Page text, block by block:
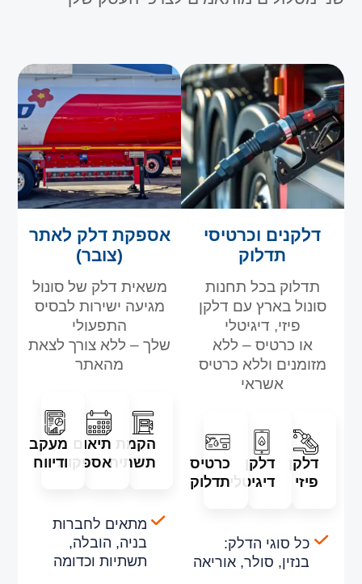
דלקנים וכרטיסי
תדלוק
תדלוק בכל תחנות
סונול בארץ עם דלקן
פיזי, דיגיטלי
או כרטיס – ללא
מזומנים וללא כרטיס
אשראי
דלקן
פיזי
דלקן
דיגיטלי
כרטיס
תדלוק
כל סוגי הדלק:
בנזין, סולר, אוריאה
אספקת דלק לאתר
(צובר)
משאית דלק של סונול
מגיעה ישירות לבסיס
התפעולי
שלך – ללא צורך לצאת
מהאתר
הקמת
תשתית
תיאום
אספקות
מעקב
ודיווח
מתאים לחברות
בניה, הובלה,
תשתיות וכדומה